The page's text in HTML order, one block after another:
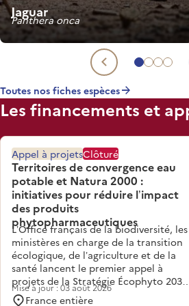
Aller à
Aller à
Aller à
Jaguar
Panthera onca
Espèce
Toutes nos fiches espèces
Les financements et
Territoires de convergence eau
potable et Natura 2000 :
initiatives pour réduire l’impact
des produits
phytopharmaceutiques
Appel à projetsClôturé
L’Office français de la biodiversité, les
ministères en charge de la transition
écologique, de l’agriculture et de la
santé lancent le premier appel à
projets de la Stratégie Écophyto 2030.
Inscrit dans l’action 3.3 de la Stratégie,
Mise à jour : 03 août 2026
France entière